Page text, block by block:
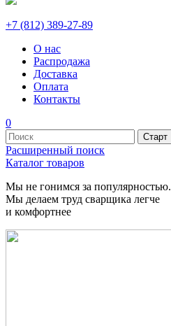
+7 (812) 389-27-89
О нас
Распродажа
Доставка
Оплата
Контакты
0
Расширенный поиск
Каталог товаров
Мы не гонимся за популярностью.
Мы делаем труд сварщика легче
и комфортнее